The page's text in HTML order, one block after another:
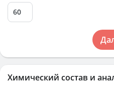
Химический состав и